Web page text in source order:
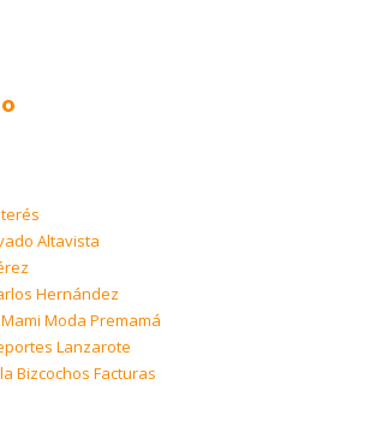
Altavista
Hernández
Moda Premamá
Lanzarote
Bizcochos Facturas